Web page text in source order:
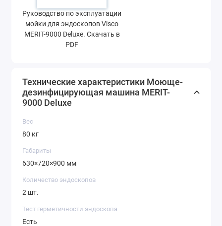
Руководство по эксплуатации
мойки для эндоскопов Visco
MERIT-9000 Deluxe. Скачать в
PDF
Технические характеристики Моюще-
дезинфицирующая машина MERIT-
9000 Deluxe
Вес
80 кг
Габариты
630×720×900 мм
Количество эндоскопов
2 шт.
Тест герметичности эндоскопа
Есть